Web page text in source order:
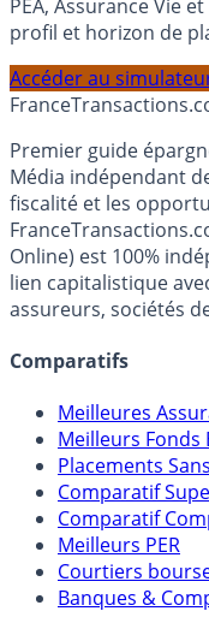
Calculez la
PEA, Assurance Vie
profil et horizon de
Accéder au
France
Premier guide
Média indépendant
fiscalité et les
Online) est 100%
lien capitalistique
Meilleures
Meilleurs Fonds
Placements
Comparatif
Comparatif
Meilleurs PER
Courtiers